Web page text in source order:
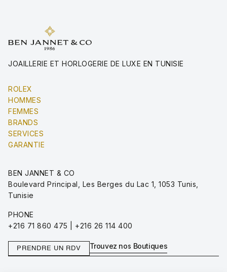
JOAILLERIE ET HORLOGERIE DE LUXE EN TUNISIE
ROLEX
HOMMES
FEMMES
BRANDS
SERVICES
GARANTIE
BEN JANNET & CO
Boulevard Principal, Les Berges du Lac 1, 1053 Tunis,
Tunisie
PHONE
+216 71 860 475 | +216 26 114 400
PRENDRE UN RDV Trouvez nos Boutiques